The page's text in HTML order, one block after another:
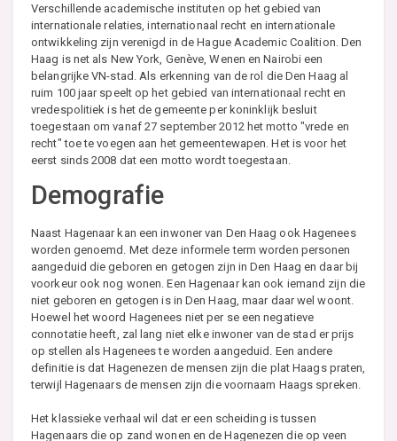
Verschillende academische instituten op het gebied van
internationale relaties, internationaal recht en internationale
ontwikkeling zijn verenigd in de Hague Academic Coalition. Den
Haag is net als New York, Genève, Wenen en Nairobi een
belangrijke VN-stad. Als erkenning van de rol die Den Haag al
ruim 100 jaar speelt op het gebied van internationaal recht en
vredespolitiek is het de gemeente per koninklijk besluit
toegestaan om vanaf 27 september 2012 het motto "vrede en
recht" toe te voegen aan het gemeentewapen. Het is voor het
eerst sinds 2008 dat een motto wordt toegestaan.
Demografie
Naast Hagenaar kan een inwoner van Den Haag ook Hagenees
worden genoemd. Met deze informele term worden personen
aangeduid die geboren en getogen zijn in Den Haag en daar bij
voorkeur ook nog wonen. Een Hagenaar kan ook iemand zijn die
niet geboren en getogen is in Den Haag, maar daar wel woont.
Hoewel het woord Hagenees niet per se een negatieve
connotatie heeft, zal lang niet elke inwoner van de stad er prijs
op stellen als Hagenees te worden aangeduid. Een andere
definitie is dat Hagenezen de mensen zijn die plat Haags praten,
terwijl Hagenaars de mensen zijn die voornaam Haags spreken.
Het klassieke verhaal wil dat er een scheiding is tussen
Hagenaars die op zand wonen en de Hagenezen die op veen